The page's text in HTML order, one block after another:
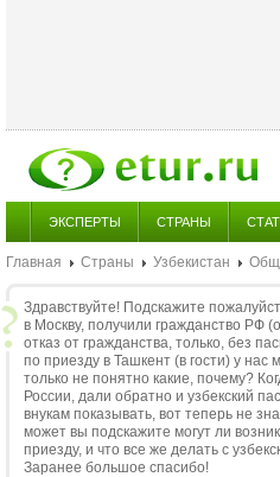
ЭКСПЕРТЫ СТРАНЫ
Главная Страны Узбекистан
Здравствуйте! Подскажите
в Москву, получили гражданство РФ
отказ от гражданства, только, без
по приезду в Ташкент (в гости) у нас
только не понятно какие, почему?
России, дали обратно и узбекский
внукам показывать, вот теперь не
может вы подскажите могут ли
приезду, и что все же делать с
Заранее большое спасибо!